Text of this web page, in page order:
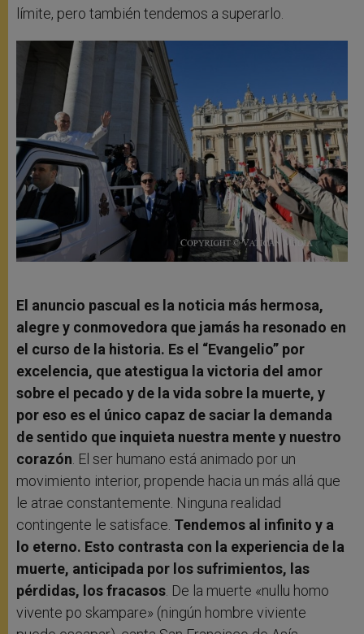
límite, pero también tendemos a superarlo.
El anuncio pascual es la noticia más hermosa,
alegre y conmovedora que jamás ha resonado en
el curso de la historia. Es el “Evangelio” por
excelencia, que atestigua la victoria del amor
sobre el pecado y de la vida sobre la muerte, y
por eso es el único capaz de saciar la demanda
de sentido que inquieta nuestra mente y nuestro
corazón . El ser humano está animado por un
movimiento interior, propende hacia un más allá que
le atrae constantemente. Ninguna realidad
contingente le satisface. Tendemos al infinito y a
lo eterno. Esto contrasta con la experiencia de la
muerte, anticipada por los sufrimientos, las
pérdidas, los fracasos . De la muerte «nullu homo
vivente po skampare» (ningún hombre viviente